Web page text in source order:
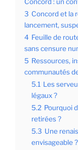
Concord : un
3 Concord et la
lancement,
4 Feuille de
sans censure
5 Ressources,
communautés
5.1 Les
légaux ?
5.2 Pourquoi
retirées ?
5.3 Une
envisageable ?